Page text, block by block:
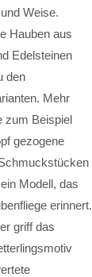
Weise.
Hauben aus
Edelsteinen
den
Mehr
zum Beispiel
gezogene
Modell, das
erinnert.
griff das